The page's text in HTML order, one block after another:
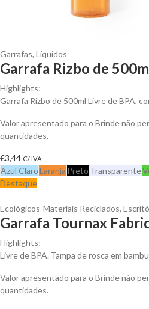
Garrafas, Líquidos
Garrafa Rizbo de
Highlights:
Garrafa Rizbo de 500ml Livre de BPA,
Valor apresentado para o Brinde não
quantidades.
€3,44 C/ IVA
Azul ClaroLaranja Preto Transparente
Destaque
Ecológicos-Materiais Reciclados,
Garrafa Tournax
Highlights:
Livre de BPA. Tampa de rosca em
Valor apresentado para o Brinde não
quantidades.